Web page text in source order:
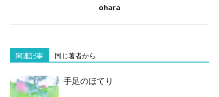
ohara
関連記事 同じ著者から
手足のほてり